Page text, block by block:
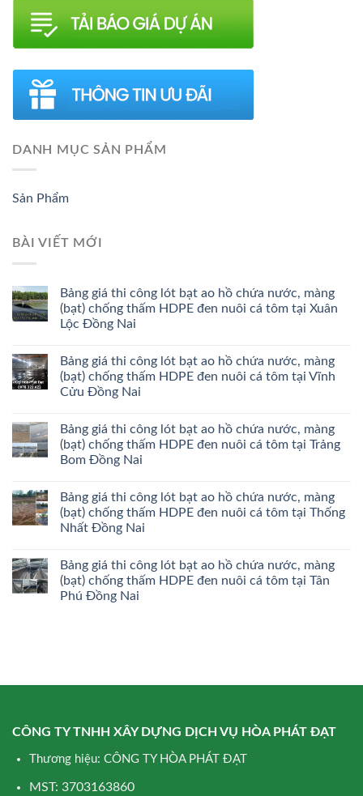
DANH MỤC SẢN PHẨM
Sản Phẩm
BÀI VIẾT MỚI
Bảng giá thi công lót bạt ao hồ chứa nước, màng
(bạt) chống thấm HDPE đen nuôi cá tôm tại Xuân
Lộc Đồng Nai
Bảng giá thi công lót bạt ao hồ chứa nước, màng
(bạt) chống thấm HDPE đen nuôi cá tôm tại Vĩnh
Cửu Đồng Nai
Bảng giá thi công lót bạt ao hồ chứa nước, màng
(bạt) chống thấm HDPE đen nuôi cá tôm tại Trảng
Bom Đồng Nai
Bảng giá thi công lót bạt ao hồ chứa nước, màng
(bạt) chống thấm HDPE đen nuôi cá tôm tại Thống
Nhất Đồng Nai
Bảng giá thi công lót bạt ao hồ chứa nước, màng
(bạt) chống thấm HDPE đen nuôi cá tôm tại Tân
Phú Đồng Nai
CÔNG TY TNHH XÂY DỰNG DỊCH VỤ HÒA PHÁT ĐẠT
Thương hiệu: CÔNG TY HÒA PHÁT ĐẠT
MST: 3703163860